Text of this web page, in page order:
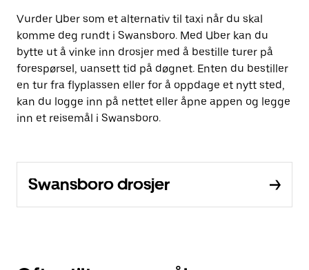
Vurder Uber som et alternativ til taxi når du skal
komme deg rundt i Swansboro. Med Uber kan du
bytte ut å vinke inn drosjer med å bestille turer på
forespørsel, uansett tid på døgnet. Enten du bestiller
en tur fra flyplassen eller for å oppdage et nytt sted,
kan du logge inn på nettet eller åpne appen og legge
inn et reisemål i Swansboro.
Swansboro drosjer